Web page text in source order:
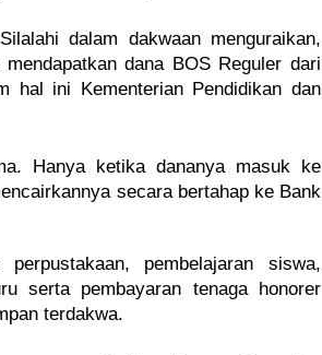
dalam dakwaan menguraikan,
dana BOS Reguler dari
hal ini Kementerian Pendidikan dan
Hanya ketika dananya masuk ke
secara bertahap ke Bank
pembelajaran siswa,
serta pembayaran tenaga honorer
terdakwa.